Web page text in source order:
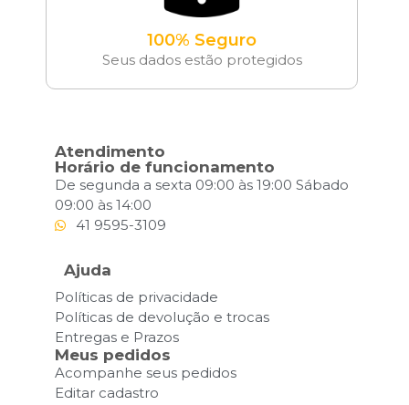
100% Seguro
Seus dados estão protegidos
Atendimento
Horário de funcionamento
De segunda a sexta 09:00 às 19:00 Sábado
09:00 às 14:00
41 9595-3109
Ajuda
Políticas de privacidade
Políticas de devolução e trocas
Entregas e Prazos
Meus pedidos
Acompanhe seus pedidos
Editar cadastro